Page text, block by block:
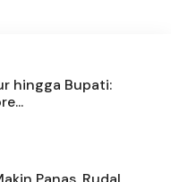
hingga Bupati: